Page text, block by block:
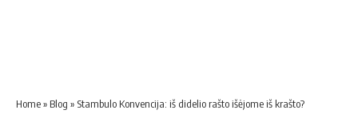
Home» Blog » Stambulo Konvencija: iš didelio rašto išėjome iš krašto?